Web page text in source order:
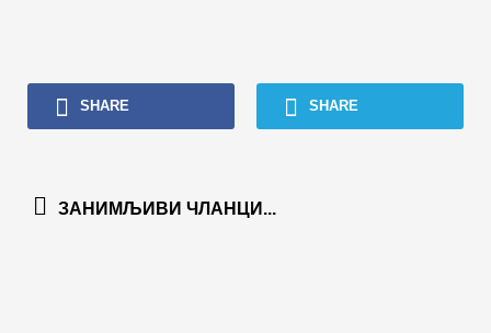
SHARE SHARE
ЗАНИМЉИВИ ЧЛАНЦИ...